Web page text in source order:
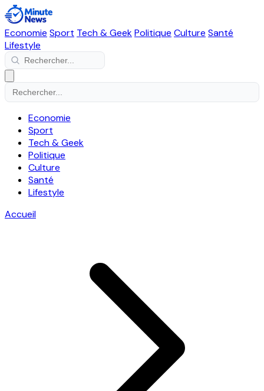
Economie Sport Tech & GeekPolitique Culture Santé
Lifestyle
Economie
Sport
Tech & Geek
Politique
Culture
Santé
Lifestyle
Accueil